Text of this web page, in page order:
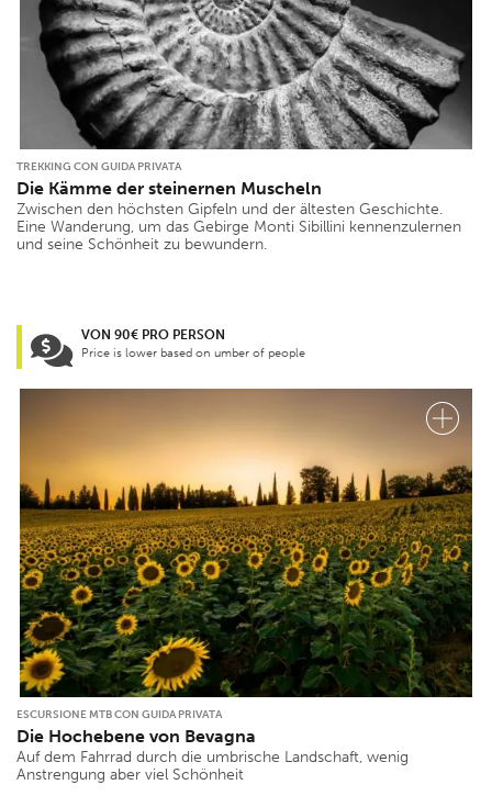
TREKKING CON GUIDA PRIVATA
Die Kämme der steinernen Muscheln
Zwischen den höchsten Gipfeln und der ältesten Geschichte.
Eine Wanderung, um das Gebirge Monti Sibillini kennenzulernen
und seine Schönheit zu bewundern.
VON 90€ PRO PERSON
Price is lower based on umber of people
ESCURSIONE MTB CON GUIDA PRIVATA
Die Hochebene von Bevagna
Auf dem Fahrrad durch die umbrische Landschaft, wenig
Anstrengung aber viel Schönheit